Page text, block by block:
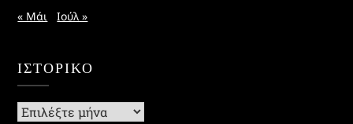
« Μάι
Ιούλ »
ΙΣΤΟΡΙΚΌ
Ιστορικό